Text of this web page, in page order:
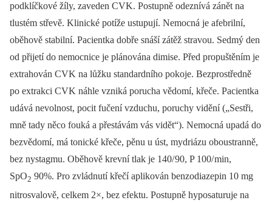
podklíčkové žíly, zaveden CVK. Postupně odeznívá zánět na
tlustém střevě. Klinické potíže ustupují. Nemocná je afebrilní,
oběhově stabilní. Pa­cientka dobře snáší zátěž stravou. Sedmý den
od přijetí do nemocnice je plánována dimise. Před propuštěním je
extrahován CVK na lůžku standardního pokoje. Bezprostředně
po extrakci CVK náhle vzniká porucha vědomí, křeče. Pa­cientka
udává nevolnost, pocit fučení vzduchu, poruchy vidění („Sestři,
mně tady něco fouká a přestávám vás vidět“). Nemocná upadá do
bezvědomí, má tonické křeče, pěnu u úst, mydriázu oboustranně,
bez nystagmu. Oběhově krevní tlak je 140/ 90, P 100/ min,
SpO2 90%. Pro zvládnutí křečí aplikován benzodiazepin 10 mg
nitrosvalově, celkem 2×, bez efektu. Postupně hyposaturuje na